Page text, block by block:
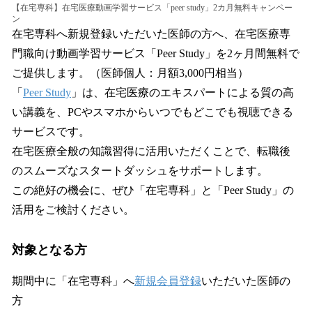
【在宅専科】在宅医療動画学習サービス「peer study」2カ月無料キャンペー
ン
在宅専科へ新規登録いただいた医師の方へ、在宅医療専
門職向け動画学習サービス「Peer Study」を2ヶ月間無料で
ご提供します。（医師個人：月額3,000円相当）
「 Peer Study 」は、在宅医療のエキスパートによる質の高
い講義を、PCやスマホからいつでもどこでも視聴できる
サービスです。
在宅医療全般の知識習得に活用いただくことで、転職後
のスムーズなスタートダッシュをサポートします。
この絶好の機会に、ぜひ「在宅専科」と「Peer Study」の
活用をご検討ください。
対象となる方
期間中に「在宅専科」へ新規会員登録いただいた医師の
方